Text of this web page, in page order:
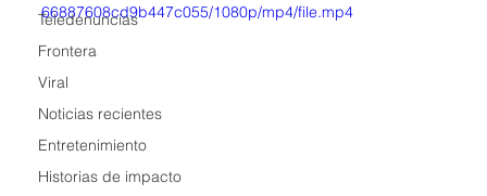
Teledenuncias
Frontera
Viral
Noticias recientes
Entretenimiento
Historias de impacto
66887608cd9b447c055/1080p/mp4/file.mp4